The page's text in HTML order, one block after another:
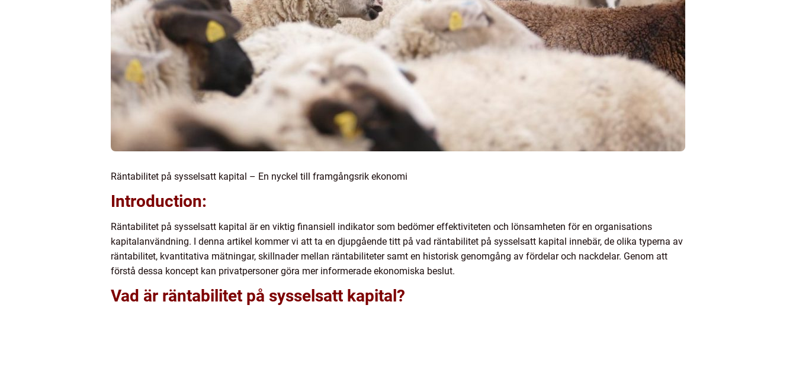
Räntabilitet på sysselsatt kapital – En nyckel till framgångsrik ekonomi
Introduction:
Räntabilitet på sysselsatt kapital är en viktig finansiell indikator som bedömer effektiviteten och lönsamheten för en organisations
kapitalanvändning. I denna artikel kommer vi att ta en djupgående titt på vad räntabilitet på sysselsatt kapital innebär, de olika typerna av
räntabilitet, kvantitativa mätningar, skillnader mellan räntabiliteter samt en historisk genomgång av fördelar och nackdelar. Genom att
förstå dessa koncept kan privatpersoner göra mer informerade ekonomiska beslut.
Vad är räntabilitet på sysselsatt kapital?